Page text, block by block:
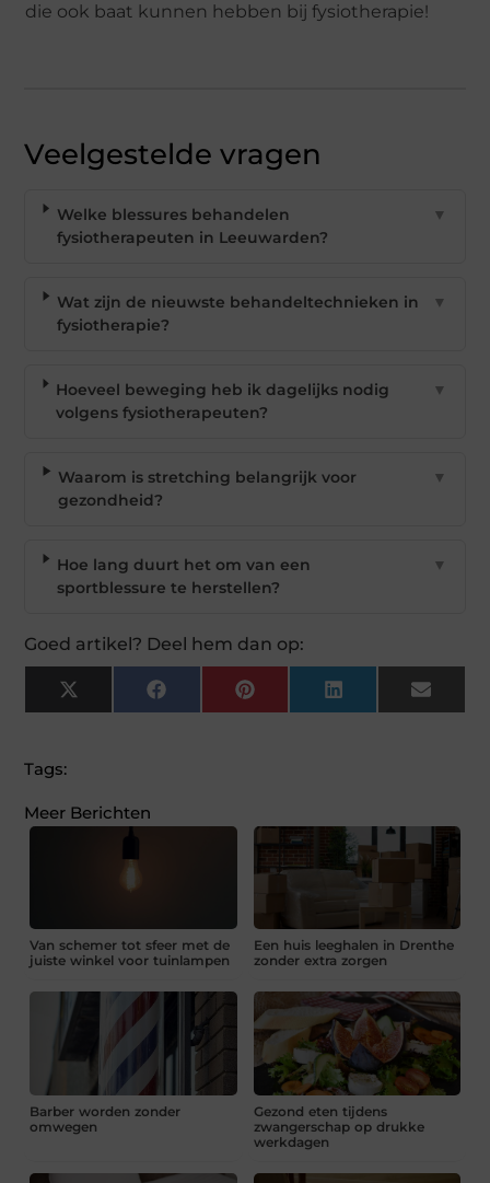
die ook baat kunnen hebben bij fysiotherapie!
Veelgestelde vragen
Welke blessures behandelen
fysiotherapeuten in Leeuwarden?
▼
Wat zijn de nieuwste behandeltechnieken in
fysiotherapie?
▼
Hoeveel beweging heb ik dagelijks nodig
volgens fysiotherapeuten?
▼
Waarom is stretching belangrijk voor
gezondheid?
▼
Hoe lang duurt het om van een
sportblessure te herstellen?
▼
Goed artikel? Deel hem dan op:
X
(Twitter)
Facebook Pinterest LinkedIn Email
Tags:
Meer Berichten
Van schemer tot sfeer met de
juiste winkel voor tuinlampen
Een huis leeghalen in Drenthe
zonder extra zorgen
Barber worden zonder
omwegen
Gezond eten tijdens
zwangerschap op drukke
werkdagen